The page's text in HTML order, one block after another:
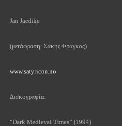
Jan Jaedike
(μετάφραση: Σάκης Φράγκος)
www.satyricon.no
Δισκογραφία:
“Dark Medieval Times” (1994)